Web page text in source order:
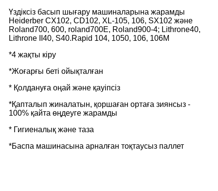
Үздіксіз басып шығару машиналарына жарамды
Heiderber CX102, CD102, XL-105, 106, SX102 және
Roland700, 600, roland700E, Roland900-4; Lithrone40,
Lithrone II40, S40.Rapid 104, 1050, 106, 106M
*4 жақты кіру
*Жоғарғы беті ойықталған
* Қолдануға оңай және қауіпсіз
*Қапталып жиналатын, қоршаған ортаға зиянсыз -
100% қайта өңдеуге жарамды
* Гигиеналық және таза
*Баспа машинасына арналған тоқтаусыз паллет